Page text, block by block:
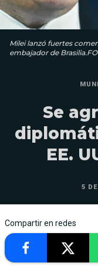
Milei lanzó fuertes
embajador de
Se
EE.
5
Compartir en redes